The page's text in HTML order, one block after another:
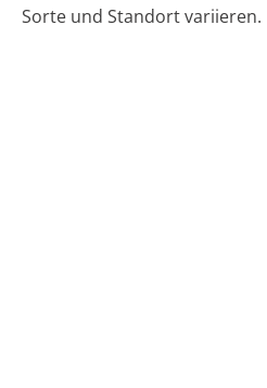
Sorte und Standort variieren.